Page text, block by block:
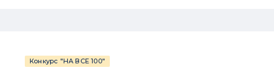
Конкурс "НА ВСЕ 100"